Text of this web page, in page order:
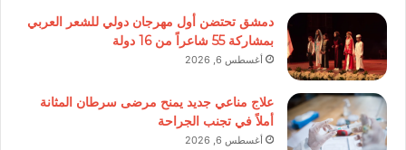
دمشق تحتضن أول مهرجان دولي للشعر العربي
بمشاركة 55 شاعراً من 16 دولة
أغسطس 6, 2026
علاج مناعي جديد يمنح مرضى سرطان المثانة
أملاً في تجنب الجراحة
أغسطس 6, 2026